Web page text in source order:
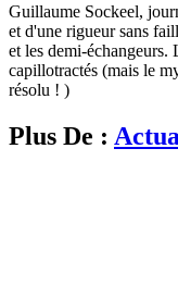
Guillaume Sockeel,
et d'une rigueur sans
et les demi-échangeurs.
capillotractés (mais le
résolu ! )
Plus De :